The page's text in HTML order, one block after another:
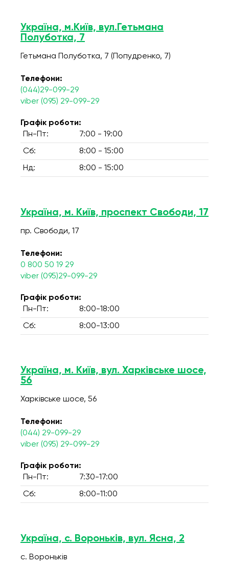
Україна, м.Київ, вул.Гетьмана
Полуботка, 7
Гетьмана Полуботка, 7 (Попудренко, 7)
Телефони:
(044)29-099-29
viber (095) 29-099-29
Графік роботи:
Пн-Пт:
7:00 - 19:00
Сб: 8:00 - 15:00
Нд: 8:00 - 15:00
Україна, м. Київ, проспект Свободи, 17
пр. Свободи, 17
Телефони:
0 800 50 19 29
viber (095)29-099-29
Графік роботи:
Пн-Пт:
8:00-18:00
Сб: 8:00-13:00
Україна, м. Київ, вул. Харківське шосе,
56
Харківське шосе, 56
Телефони:
(044) 29-099-29
viber (095) 29-099-29
Графік роботи:
Пн-Пт:
7:30-17:00
Сб: 8:00-11:00
Україна, с. Вороньків, вул. Ясна, 2
с. Вороньків